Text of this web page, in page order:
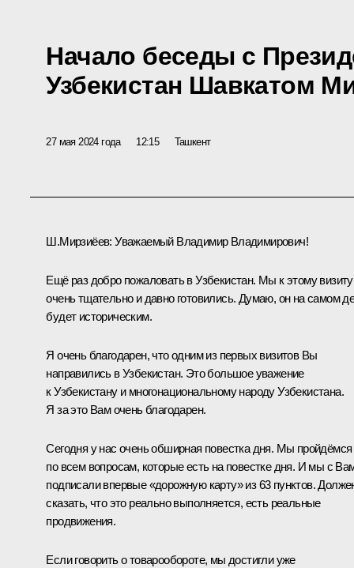
Начало беседы с
Узбекистан Шавкатом
27 мая 2024 года 12:15 Ташкент
Ш.Мирзиёев: Уважаемый Владимир Владимирович!
Ещё раз добро пожаловать в Узбекистан. Мы к этому визиту
очень тщательно и давно готовились. Думаю, он на самом
будет историческим.
Я очень благодарен, что одним из первых визитов Вы
направились в Узбекистан. Это большое уважение
к Узбекистану и многонациональному народу Узбекистана.
Я за это Вам очень благодарен.
Сегодня у нас очень обширная повестка дня. Мы пройдёмся
по всем вопросам, которые есть на повестке дня. И мы с
подписали впервые «дорожную карту» из 63 пунктов.
сказать, что это реально выполняется, есть реальные
продвижения.
Если говорить о товарообороте, мы достигли уже